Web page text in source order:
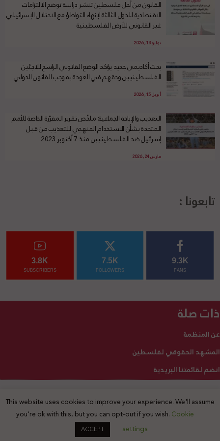
القانون من أجل فلسطين تنشر دراسة توضح الالتزامات
الاقتصادية للدول الثالثة لإنهاء التواطؤ مع الاحتلال الإسرائيلي
غير القانوني للأرض الفلسطينية
يوليو 18, 2026
بحث أكاديمي جديد يؤكد الوضع القانوني الراسخ للاجئين
الفلسطينيين وحقهم في العودة بموجب القانون الدولي
أبريل 15, 2026
التعذيب والإبادة الجماعية: ملخّص تقرير المقرّرة الخاصة للأمم
المتحدة بشأن الاستخدام المنهجي للتعذيب من قبل
إسرائيل ضد الفلسطينيين منذ 7 أكتوبر 2023
مارس 24, 2026
تابعونا :
9.3K
FANS
7.5K
FOLLOWERS
3.8K
SUBSCRIBERS
ذات صلة
عن المنظمة
المشهد الحقوقي لفلسطين
انضم لقائمتنا البريدية
2025 © جميع الحقوق محفوظة
This website uses cookies to improve your experience. We'll assume
you're ok with this, but you can opt-out if you wish. Cookie
settings
ACCEPT